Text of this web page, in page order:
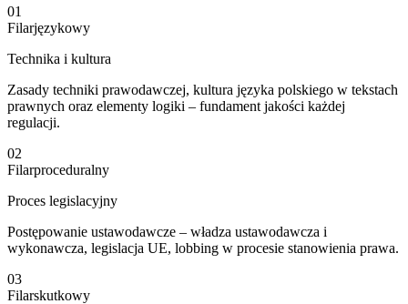
01
Filarjęzykowy
Technika i kultura
Zasady techniki prawodawczej, kultura języka polskiego w tekstach
prawnych oraz elementy logiki – fundament jakości każdej
regulacji.
02
Filarproceduralny
Proces legislacyjny
Postępowanie ustawodawcze – władza ustawodawcza i
wykonawcza, legislacja UE, lobbing w procesie stanowienia prawa.
03
Filarskutkowy